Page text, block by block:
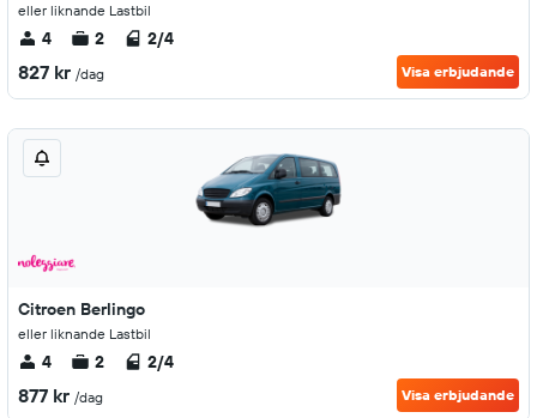
eller liknande Lastbil
4 2 2/4
827 kr /dag Visa erbjudande
Citroen Berlingo
eller liknande Lastbil
4 2 2/4
877 kr /dag Visa erbjudande